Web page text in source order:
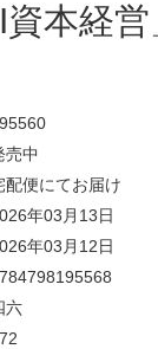
本経
売中
配便にてお届け
年03月13日
年03月12日
六